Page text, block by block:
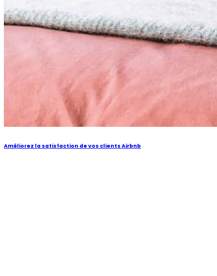
Améliorez la satisfaction de vos clients Airbnb